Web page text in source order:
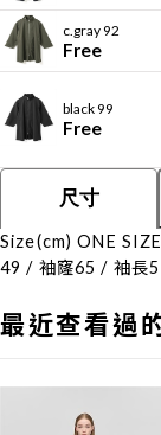
c.gray 92
Free
black 99
Free
尺寸
Size(cm) ONE
49 / 袖窿65 / 袖長
最近查看過